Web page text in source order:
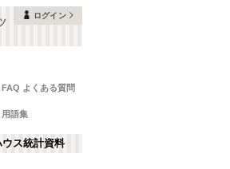
ログイン
FAQ よくある質問
用語集
ウス統計資料